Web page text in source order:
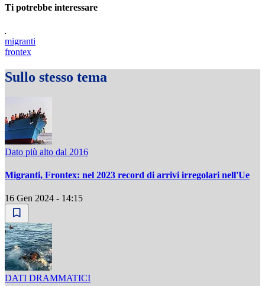
Ti potrebbe interessare
migranti
frontex
Sullo stesso tema
Dato più alto dal 2016
Migranti, Frontex: nel 2023 record di arrivi irregolari nell'Ue
16 Gen 2024 - 14:15
DATI DRAMMATICI